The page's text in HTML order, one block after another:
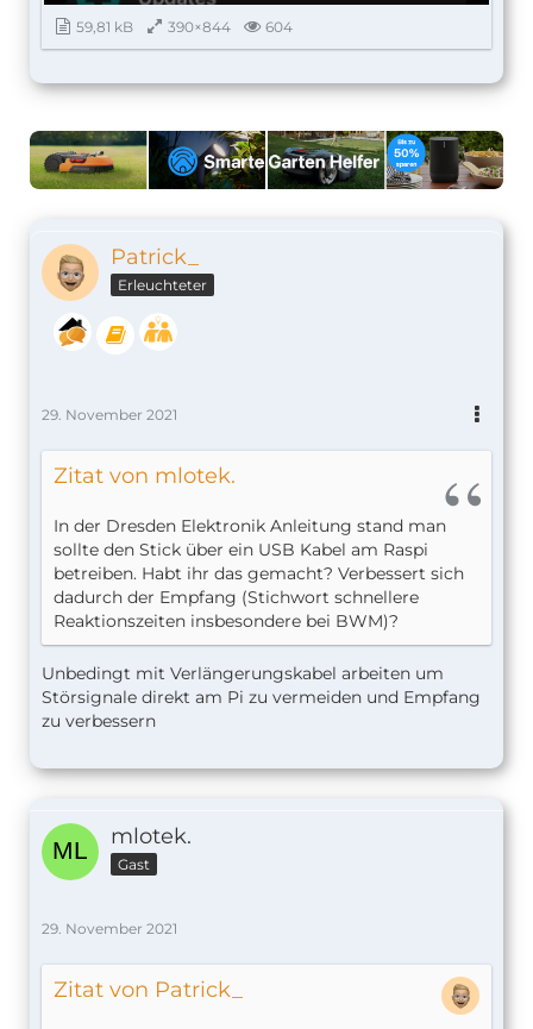
59,81 kB 390×844 604
Patrick_
Erleuchteter
29. November 2021
Zitat von mlotek.
In der Dresden Elektronik Anleitung stand man
sollte den Stick über ein USB Kabel am Raspi
betreiben. Habt ihr das gemacht? Verbessert sich
dadurch der Empfang (Stichwort schnellere
Reaktionszeiten insbesondere bei BWM)?
Unbedingt mit Verlängerungskabel arbeiten um
Störsignale direkt am Pi zu vermeiden und Empfang
zu verbessern
mlotek.
Gast
29. November 2021
Zitat von Patrick_